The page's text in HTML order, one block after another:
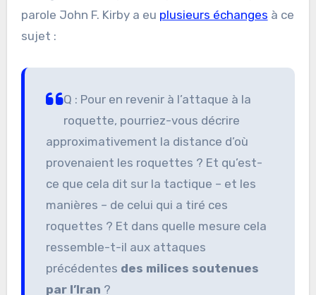
parole John F. Kirby a eu plusieurs échanges à ce
sujet :
Q : Pour en revenir à l’attaque à la
roquette, pourriez-vous décrire
approximativement la distance d’où
provenaient les roquettes ? Et qu’est-
ce que cela dit sur la tactique – et les
manières – de celui qui a tiré ces
roquettes ? Et dans quelle mesure cela
ressemble-t-il aux attaques
précédentes des milices soutenues
par l’Iran ?